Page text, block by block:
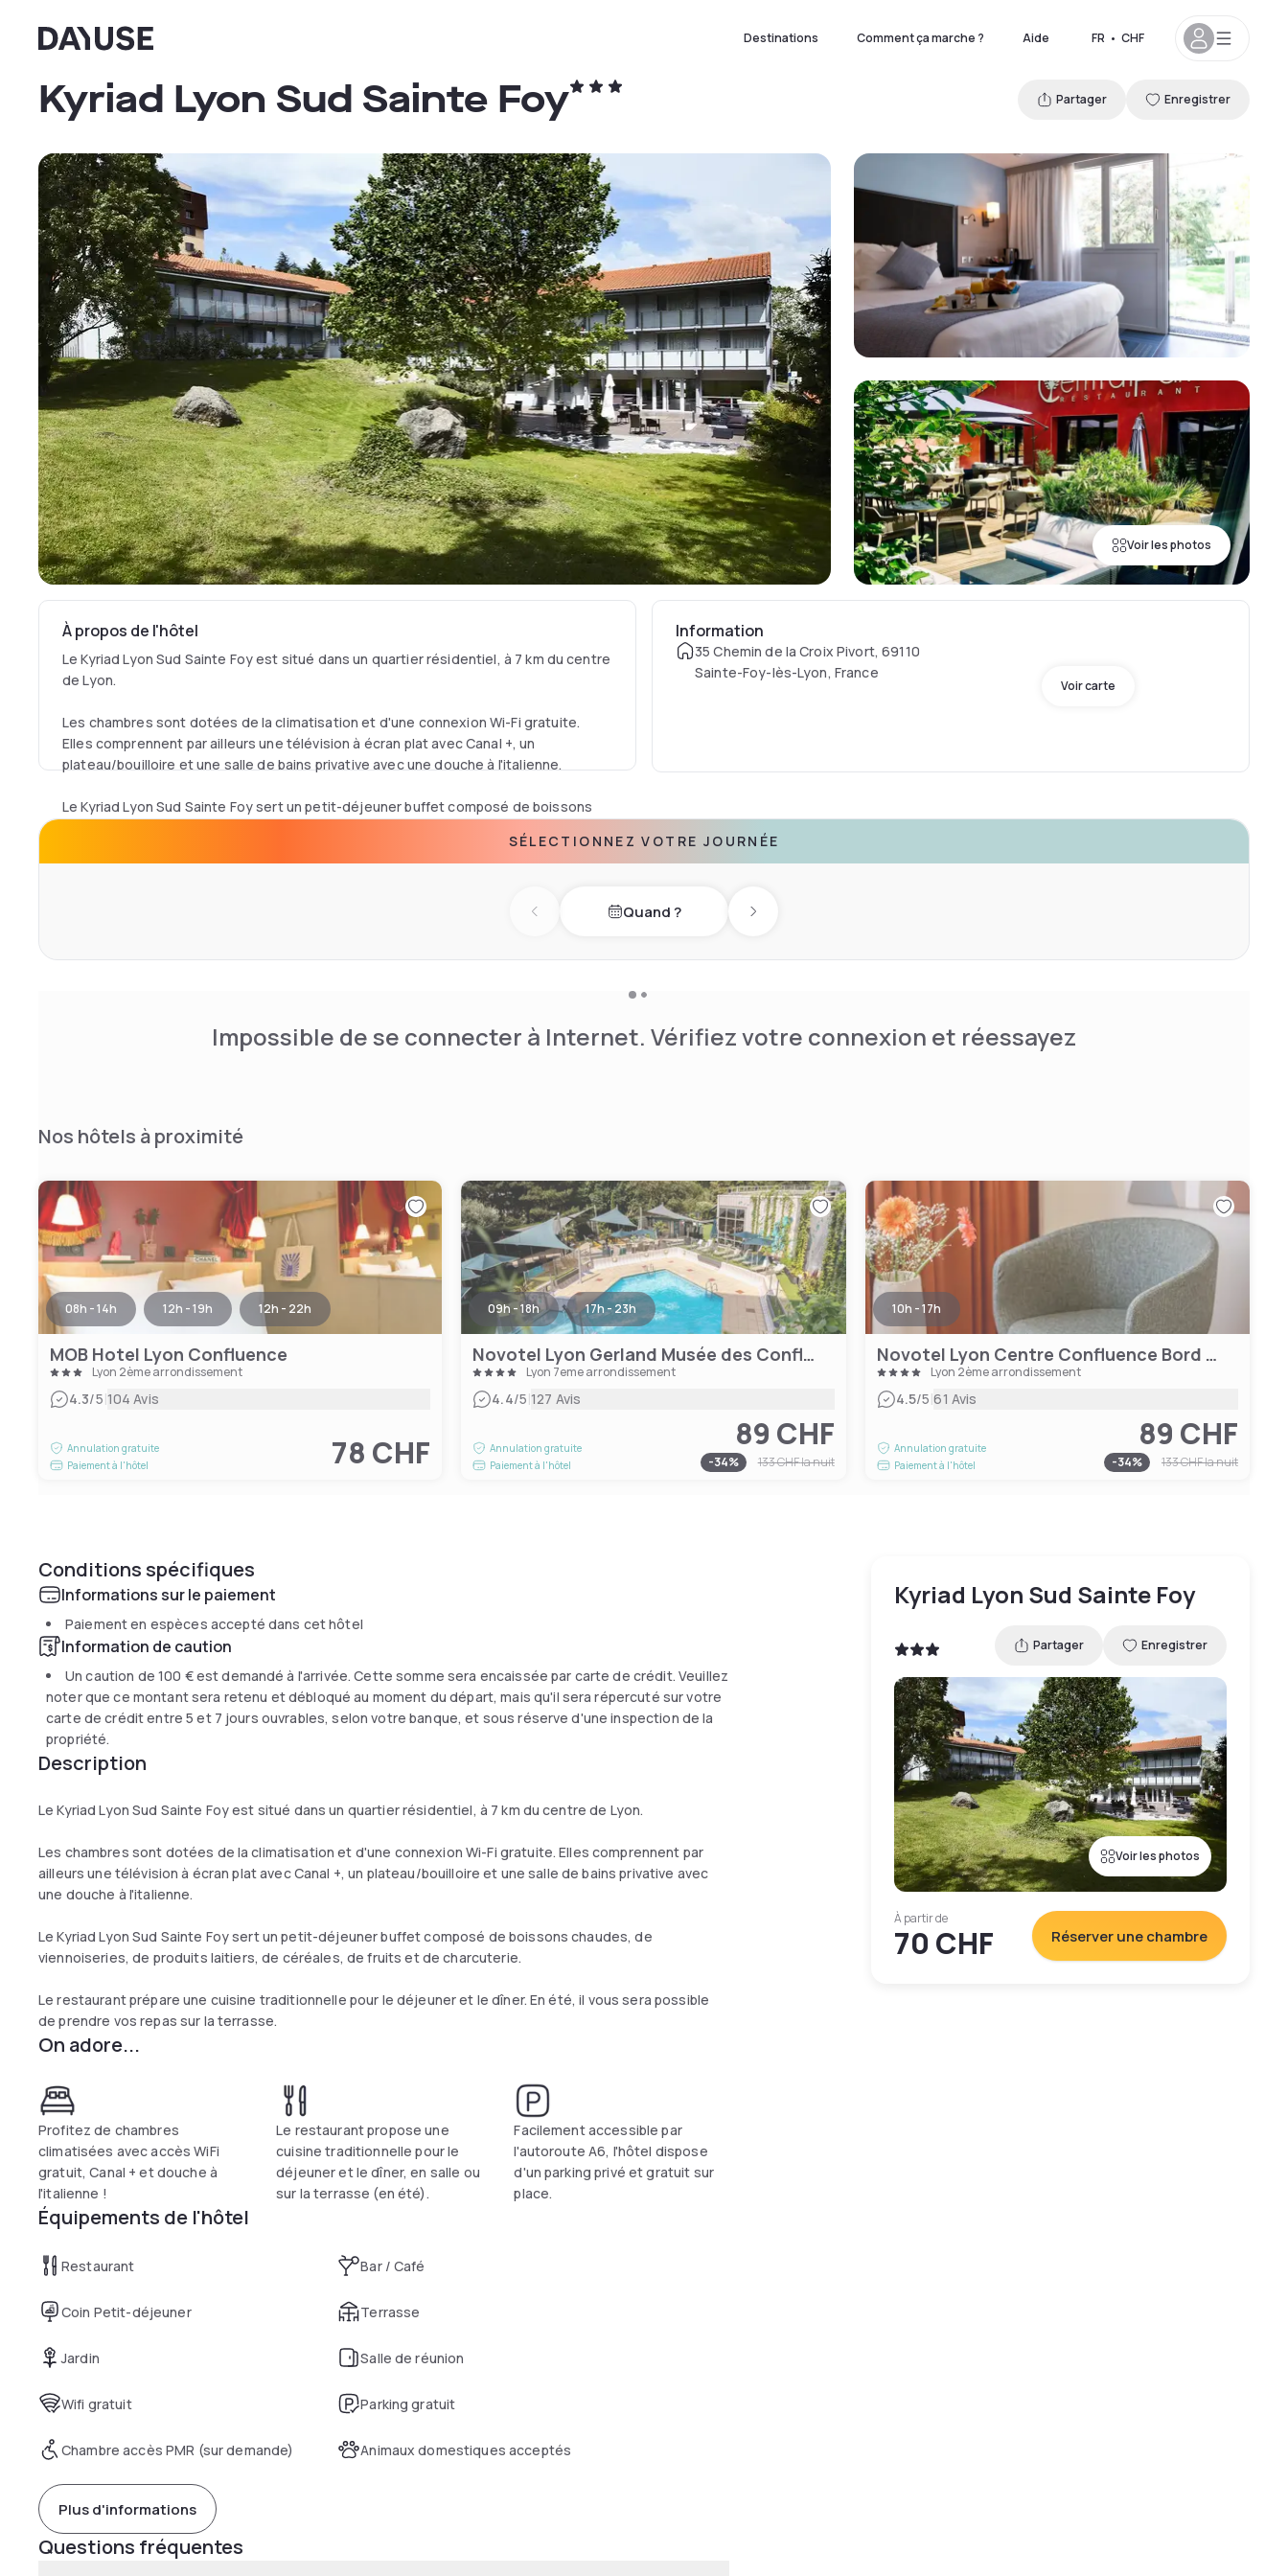
Dayuse Destinations Comment ça marche ? Aide FR • CHF
Voir les photos
Kyriad Lyon Sud Sainte Foy Partager Enregistrer
À propos de l'hôtel
Le Kyriad Lyon Sud Sainte Foy est situé dans un quartier résidentiel, à 7 km du centre
de Lyon.
Les chambres sont dotées de la climatisation et d'une connexion Wi-Fi gratuite.
Elles comprennent par ailleurs une télévision à écran plat avec Canal +, un
plateau/bouilloire et une salle de bains privative avec une douche à l'italienne.
Le Kyriad Lyon Sud Sainte Foy sert un petit-déjeuner buffet composé de boissons
Information
35 Chemin de la Croix Pivort, 69110
Sainte-Foy-lès-Lyon, France
Voir carte
SÉLECTIONNEZ VOTRE JOURNÉE
Previous dayQuand ? Next day
Impossible de se connecter à Internet. Vérifiez votre connexion et réessayez
Nos hôtels à proximité
08h - 14h 12h - 19h 12h - 22h
MOB Hotel Lyon Confluence
Lyon 2ème arrondissement
4.3/5|104 Avis
Annulation gratuite
Paiement à l'hôtel
78 CHF
09h - 18h 17h - 23h
Novotel Lyon Gerland Musée des Confluences
Lyon 7eme arrondissement
4.4/5|127 Avis
Annulation gratuite
Paiement à l'hôtel
89 CHF
-34% 133 CHFla nuit
10h - 17h
Novotel Lyon Centre Confluence Bord de Saone
Lyon 2ème arrondissement
4.5/5|61 Avis
Annulation gratuite
Paiement à l'hôtel
89 CHF
-34% 133 CHFla nuit
Conditions spécifiques
Informations sur le paiement
Paiement en espèces accepté dans cet hôtel
Information de caution
Un caution de 100 €est demandé à l'arrivée. Cette somme sera encaissée par carte de crédit. Veuillez
noter que ce montant sera retenu et débloqué au moment du départ, mais qu'il sera répercuté sur votre
carte de crédit entre 5 et 7 jours ouvrables, selon votre banque, et sous réserve d'une inspection de la
propriété.
Description
Le Kyriad Lyon Sud Sainte Foy est situé dans un quartier résidentiel, à 7 km du centre de Lyon.
Les chambres sont dotées de la climatisation et d'une connexion Wi-Fi gratuite. Elles comprennent par
ailleurs une télévision à écran plat avec Canal +, un plateau/bouilloire et une salle de bains privative avec
une douche à l'italienne.
Le Kyriad Lyon Sud Sainte Foy sert un petit-déjeuner buffet composé de boissons chaudes, de
viennoiseries, de produits laitiers, de céréales, de fruits et de charcuterie.
Le restaurant prépare une cuisine traditionnelle pour le déjeuner et le dîner. En été, il vous sera possible
de prendre vos repas sur la terrasse.
On adore...
Profitez de chambres
climatisées avec accès WiFi
gratuit, Canal + et douche à
l'italienne !
Le restaurant propose une
cuisine traditionnelle pour le
déjeuner et le dîner, en salle ou
sur la terrasse (en été).
Facilement accessible par
l'autoroute A6, l'hôtel dispose
d'un parking privé et gratuit sur
place.
Équipements de l'hôtel
Restaurant Bar / Café
Coin Petit-déjeuner Terrasse
Jardin Salle de réunion
Wifi gratuit Parking gratuit
Chambre accès PMR (sur demande) Animaux domestiques acceptés
Plus d'informations
Questions fréquentes
Kyriad Lyon Sud Sainte Foy
Partager Enregistrer
Voir les photos
À partir de
70 CHF Réserver une chambre